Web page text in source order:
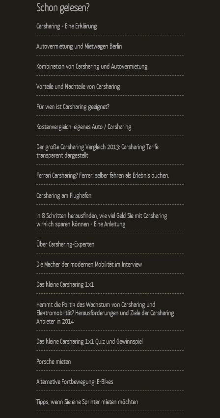
Schon gelesen?
Carsharing - Eine Erklärung
Autovermietung und Mietwagen Berlin
Kombination von Carsharing und Autovermietung
Vorteile und Nachteile von Carsharing
Für wen ist Carsharing geeignet?
Kostenvergleich: eigenes Auto / Carsharing
Der große Carsharing Vergleich 2013: Carsharing Tarife
transparent dargestellt
Ferrari Carsharing? Ferrari selber fahren als Erlebnis buchen.
Carsharing am Flughafen
In 8 Schritten herausfinden, wie viel Geld Sie mit Carsharing
wirklich sparen können - Eine Anleitung
Über Carsharing-Experten
Die Macher der modernen Mobilität im Interview
Das kleine Carsharing 1x1
Hemmt die Politik das Wachstum von Carsharing und
Elektromobilität? Herausforderungen und Ziele der Carsharing
Anbieter in 2014
Das kleine Carsharing 1x1 Quiz und Gewinnspiel
Porsche mieten
Alternative Fortbewegung: E-Bikes
Tipps, wenn Sie eine Sprinter mieten möchten